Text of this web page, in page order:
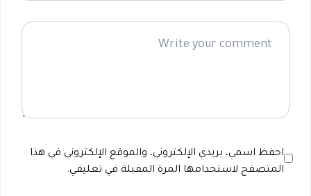
احفظ اسمي، بريدي الإلكتروني، والموقع الإلكتروني في هذا
المتصفح لاستخدامها المرة المقبلة في تعليقي.